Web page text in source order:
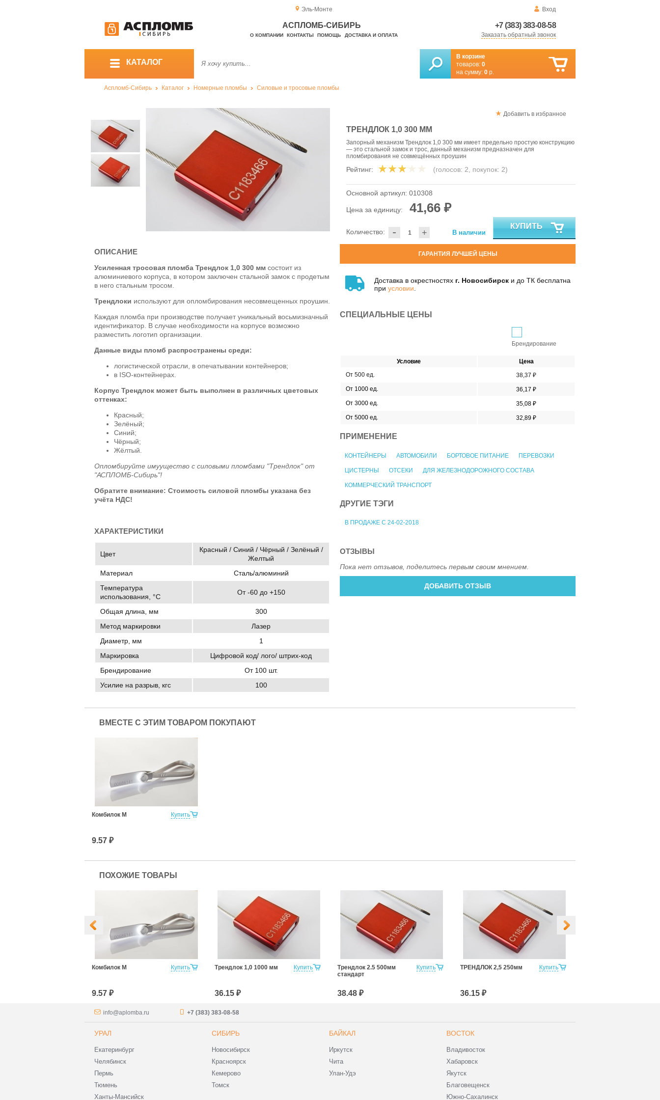
Эль-Монте Вход
+7 (383) 383-08-58
Заказать обратный звонок
АСПЛОМБ-СИБИРЬ
О КОМПАНИИ КОНТАКТЫ ПОМОЩЬ ДОСТАВКА И ОПЛАТА
КАТАЛОГ
В корзине
товаров: 0
на сумму: 0 р.
Аспломб-Сибирь Каталог Номерные пломбы Силовые и тросовые пломбы
Добавить в избранное
ТРЕНДЛОК 1,0 300 ММ
Запорный механизм Трендлок 1,0 300 мм имеет предельно простую конструкцию
— это стальной замок и трос, данный механизм предназначен для
пломбирования не совмещённых проушин
Рейтинг: (голосов: 2, покупок: 2)
Основной артикул: 010308
Цена за единицу: 41,66 ₽
- +
Количество: В наличии
КУПИТЬ
ГАРАНТИЯ ЛУЧШЕЙ ЦЕНЫ
Доставка в окрестностях г. Новосибирск и до ТК бесплатна
при условии
СПЕЦИАЛЬНЫЕ ЦЕНЫ
Брендирование
Условие
Цена
От 500 ед.
38,37 ₽
От 1000 ед.
36,17 ₽
От 3000 ед.
35,08 ₽
От 5000 ед.
32,89 ₽
ПРИМЕНЕНИЕ
КОНТЕЙНЕРЫ АВТОМОБИЛИ БОРТОВОЕ ПИТАНИЕ ПЕРЕВОЗКИ
ЦИСТЕРНЫ ОТСЕКИ ДЛЯ ЖЕЛЕЗНОДОРОЖНОГО СОСТАВА
КОММЕРЧЕСКИЙ ТРАНСПОРТ
ДРУГИЕ ТЭГИ
В ПРОДАЖЕ С 24-02-2018
ОПИСАНИЕ
Усиленная тросовая пломба Трендлок 1,0 300 мм состоит из
алюминиевого корпуса, в котором заключен стальной замок с продетым
в него стальным тросом.
Трендлоки используют для опломбирования несовмещенных проушин.
Каждая пломба при производстве получает уникальный восьмизначный
идентификатор. В случае необходимости на корпусе возможно
разместить логотип организации.
Данные виды пломб распространены среди:
логистической отрасли, в опечатывании контейнеров;
в ISO-контейнерах.
Корпус Трендлок может быть выполнен в различных цветовых
оттенках:
Красный;
Зелёный;
Синий;
Чёрный;
Жёлтый.
Опломбируйте имуущество с силовыми пломбами "Трендлок" от
"АСПЛОМБ-Сибирь"!
Обратите внимание: Стоимость силовой пломбы указана без
учёта НДС!
ХАРАКТЕРИСТИКИ
Цвет
Красный / Синий / Чёрный / Зелёный /
Желтый
Материал
Сталь/алюминий
Температура
использования, °C
От -60 до +150
Общая длина, мм
300
Метод маркировки
Лазер
Диаметр, мм
1
Маркировка
Цифровой код/ лого/ штрих-код
Брендирование
От 100 шт.
Усилие на разрыв, кгс
100
ОТЗЫВЫ
Пока нет отзывов, поделитесь первым своим мнением.
ДОБАВИТЬ ОТЗЫВ
ВМЕСТЕ С ЭТИМ ТОВАРОМ ПОКУПАЮТ
Купить
Комбилок М
9.57 ₽
ПОХОЖИЕ ТОВАРЫ
Купить
Комбилок М
9.57 ₽
Купить
Трендлок 1,0 1000 мм
36.15 ₽
Купить
Трендлок 2.5 500мм
стандарт
38.48 ₽
Купить
ТРЕНДЛОК 2,5 250мм
36.15 ₽
info@aplomba.ru +7 (383) 383-08-58
УРАЛ
Екатеринбург
Челябинск
Пермь
Тюмень
Ханты-Мансийск
СИБИРЬ
Новосибирск
Красноярск
Кемерово
Томск
БАЙКАЛ
Иркутск
Чита
Улан-Удэ
ВОСТОК
Владивосток
Хабаровск
Якутск
Благовещенск
Южно-Сахалинск